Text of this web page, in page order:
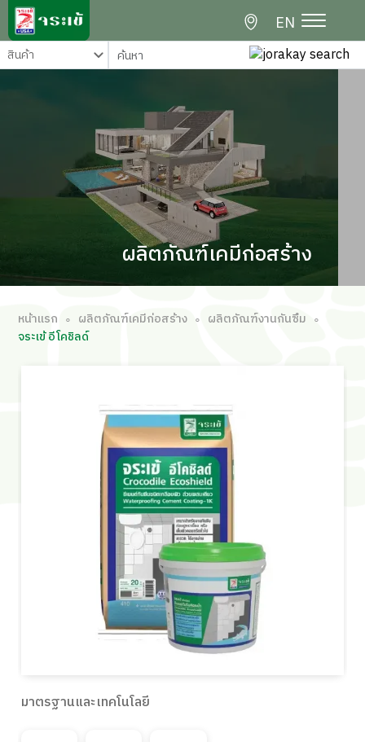
EN
ผลิตภัณฑ์เคมีก่อสร้าง
หน้าแรก ∘ ผลิตภัณฑ์เคมีก่อสร้าง ∘ ผลิตภัณฑ์งานกันซึม ∘
จระเข้ อีโคชิลด์
มาตรฐานและเทคโนโลยี